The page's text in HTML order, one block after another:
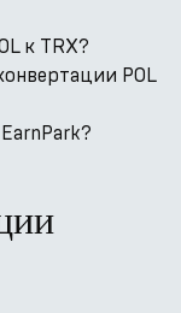
к TRX?
POL